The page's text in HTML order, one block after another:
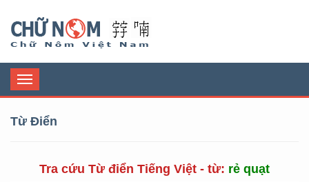
Toggle
navigation
Từ Điển
Tra cứu Từ điển Tiếng Việt - từ: rẻ quạt